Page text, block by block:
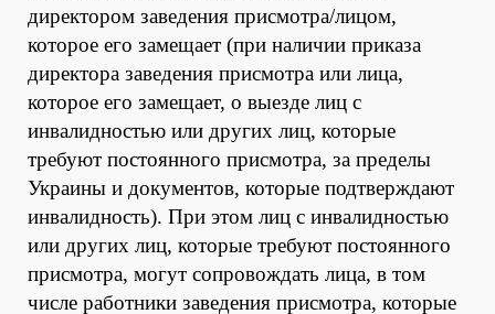
директором заведения присмотра/лицом,
которое его замещает (при наличии приказа
директора заведения присмотра или лица,
которое его замещает, о выезде лиц с
инвалидностью или других лиц, которые
требуют постоянного присмотра, за пределы
Украины и документов, которые подтверждают
инвалидность). При этом лиц с инвалидностью
или других лиц, которые требуют постоянного
присмотра, могут сопровождать лица, в том
числе работники заведения присмотра, которые